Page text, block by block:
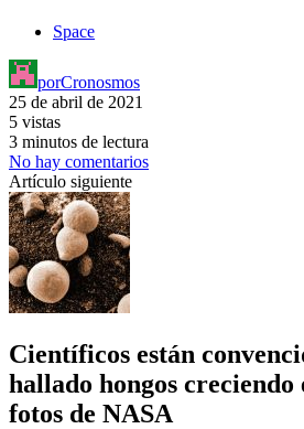
Space
porCronosmos
25 de abril de 2021
5 vistas
3 minutos de lectura
No hay comentarios
Artículo siguiente
Científicos están
hallado hongos
fotos de NASA